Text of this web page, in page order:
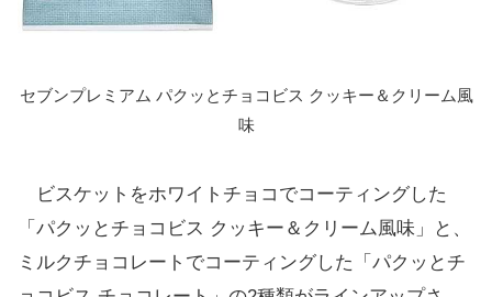
セブンプレミアム パクッとチョコビス クッキー＆クリーム風
味
ビスケットをホワイトチョコでコーティングした
「パクッとチョコビス クッキー＆クリーム風味」と、
ミルクチョコレートでコーティングした「パクッとチ